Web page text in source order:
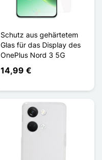
Schutz aus gehärtetem
Glas für das Display des
OnePlus Nord 3 5G
14,99 €